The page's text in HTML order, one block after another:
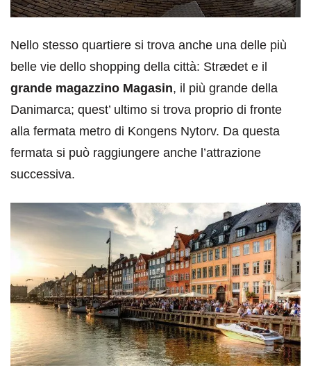
Nello stesso quartiere si trova anche una delle più
belle vie dello shopping della città: Strædet e il
grande magazzino Magasin, il più grande della
Danimarca; quest’ ultimo si trova proprio di fronte
alla fermata metro di Kongens Nytorv. Da questa
fermata si può raggiungere anche l’attrazione
successiva.